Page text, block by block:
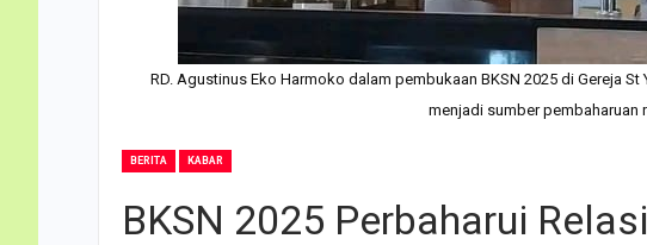
RD. Agustinus Eko Harmoko dalam pembukaan BKSN 2025 di Gereja
menjadi sumber pembaharuan
BERITA KABAR
BKSN 2025 Perbaharui